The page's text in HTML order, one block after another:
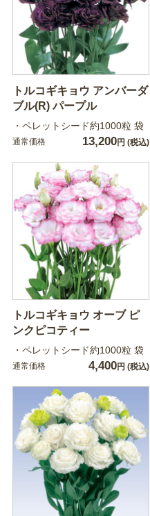
トルコギキョウ アンバーダ
ブル(R) パープル
・ペレットシード約1000粒 袋
通常価格 13,200円 (税込)
トルコギキョウ オーブ ピ
ンクピコティー
・ペレットシード約1000粒 袋
通常価格 4,400円 (税込)